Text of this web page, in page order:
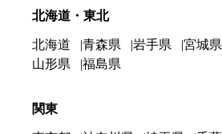
北海道・東北
北海道 青森県 岩手県 宮城県
山形県
福島県
関東